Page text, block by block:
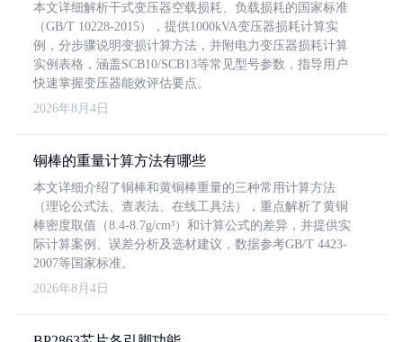
本文详细解析干式变压器空载损耗、负载损耗的国家标准
（GB/T 10228-2015），提供1000kVA变压器损耗计算实
例，分步骤说明变损计算方法，并附电力变压器损耗计算
实例表格，涵盖SCB10/SCB13等常见型号参数，指导用户
快速掌握变压器能效评估要点。
2026年8月4日
铜棒的重量计算方法有哪些
本文详细介绍了铜棒和黄铜棒重量的三种常用计算方法
（理论公式法、查表法、在线工具法），重点解析了黄铜
棒密度取值（8.4-8.7g/cm³）和计算公式的差异，并提供实
际计算案例、误差分析及选材建议，数据参考GB/T 4423-
2007等国家标准。
2026年8月4日